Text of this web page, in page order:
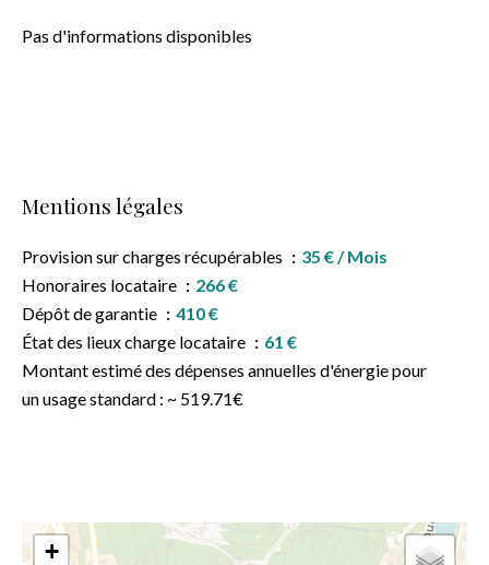
Pas d'informations disponibles
Mentions légales
Provision sur charges récupérables
35 € / Mois
Honoraires locataire
266 €
Dépôt de garantie
410 €
État des lieux charge locataire
61 €
Montant estimé des dépenses annuelles d'énergie pour
un usage standard : ~ 519.71€
+